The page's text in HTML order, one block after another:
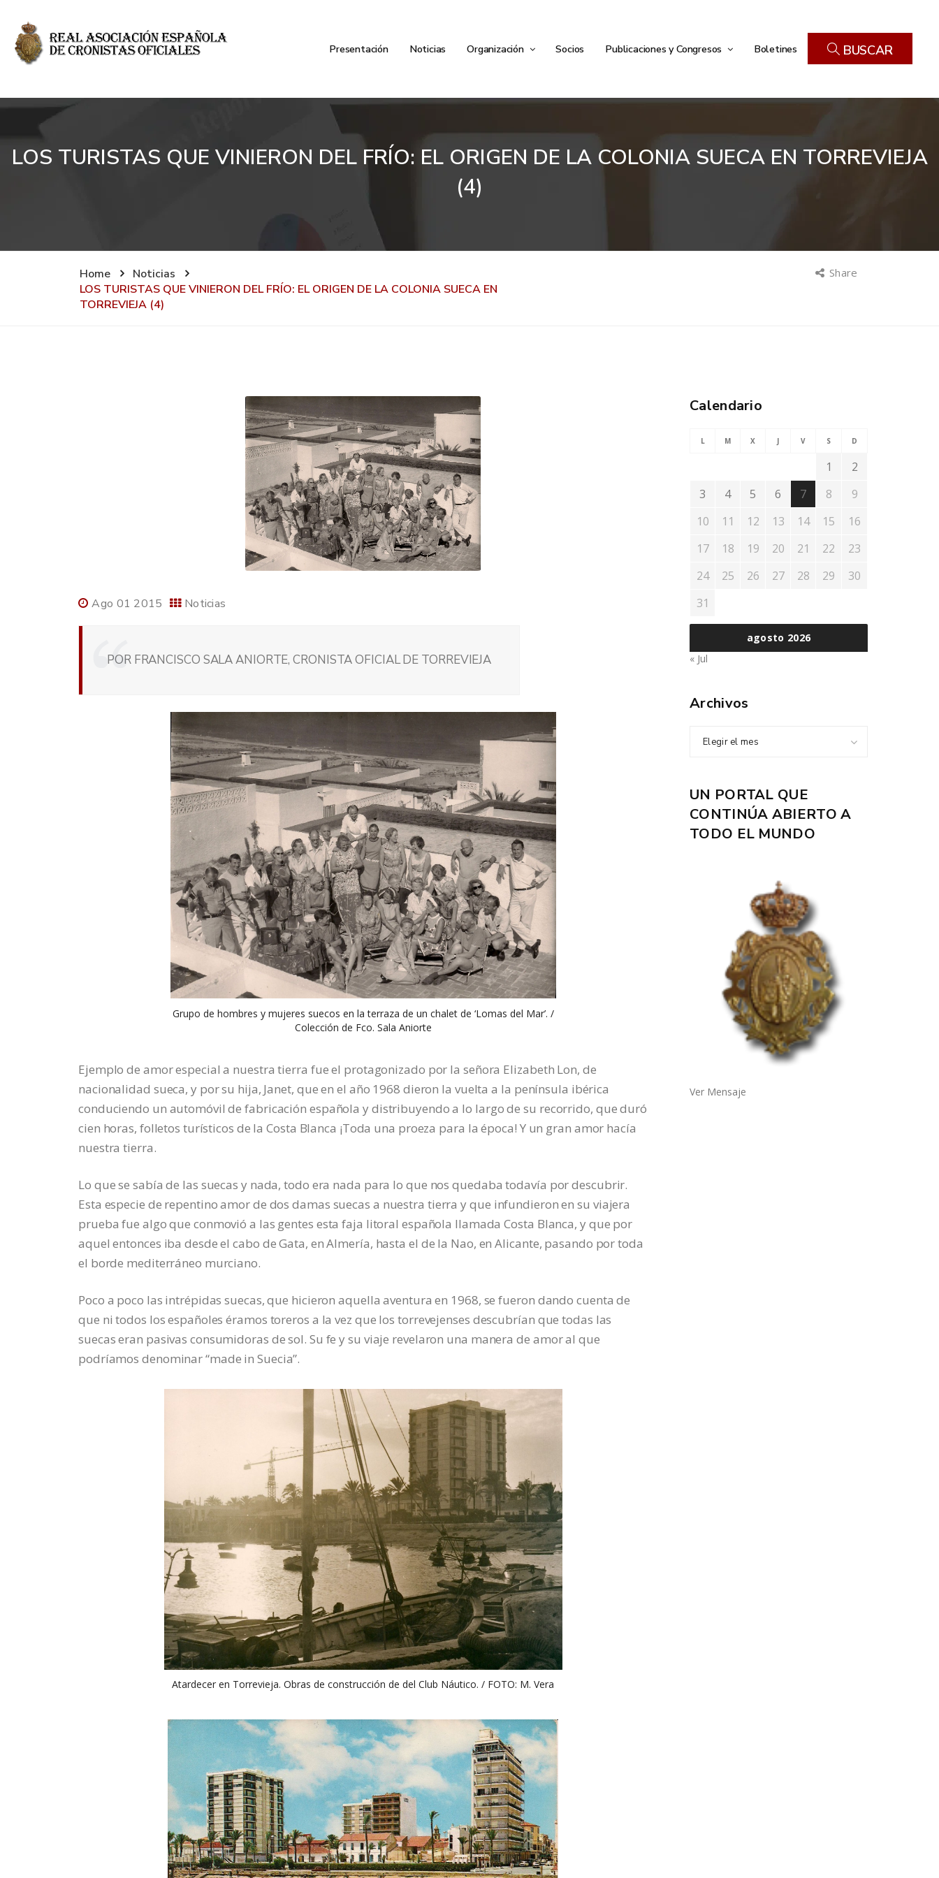
Presentación Noticias Organización Socios Publicaciones y Congresos Boletines BUSCAR
LOS TURISTAS QUE VINIERON DEL FRÍO: EL ORIGEN DE LA COLONIA SUECA EN TORREVIEJA
(4)
Home
Noticias
LOS TURISTAS QUE VINIERON DEL FRÍO: EL ORIGEN DE LA COLONIA SUECA EN
TORREVIEJA (4)
Share
Ago 01 2015 Noticias
POR FRANCISCO SALA ANIORTE, CRONISTA OFICIAL DE TORREVIEJA
Grupo de hombres y mujeres suecos en la terraza de un chalet de ‘Lomas del Mar’. /
Colección de Fco. Sala Aniorte
Ejemplo de amor especial a nuestra tierra fue el protagonizado por la señora Elizabeth Lon, de
nacionalidad sueca, y por su hija, Janet, que en el año 1968 dieron la vuelta a la península ibérica
conduciendo un automóvil de fabricación española y distribuyendo a lo largo de su recorrido, que duró
cien horas, folletos turísticos de la Costa Blanca ¡Toda una proeza para la época! Y un gran amor hacía
nuestra tierra.
Lo que se sabía de las suecas y nada, todo era nada para lo que nos quedaba todavía por descubrir.
Esta especie de repentino amor de dos damas suecas a nuestra tierra y que infundieron en su viajera
prueba fue algo que conmovió a las gentes esta faja litoral española llamada Costa Blanca, y que por
aquel entonces iba desde el cabo de Gata, en Almería, hasta el de la Nao, en Alicante, pasando por toda
el borde mediterráneo murciano.
Poco a poco las intrépidas suecas, que hicieron aquella aventura en 1968, se fueron dando cuenta de
que ni todos los españoles éramos toreros a la vez que los torrevejenses descubrían que todas las
suecas eran pasivas consumidoras de sol. Su fe y su viaje revelaron una manera de amor al que
podríamos denominar “made in Suecia”.
Atardecer en Torrevieja. Obras de construcción de del Club Náutico. / FOTO: M. Vera
Calendario
agosto 2026
L M X J V S D
1
2
3
4 5 6 7 8
9
10
11 12 13 14 15
16
17
18 19 20 21 22
23
24
25 26 27 28 29
30
31
« Jul
Archivos
Elegir el mes
UN PORTAL QUE
CONTINÚA ABIERTO A
TODO EL MUNDO
Ver Mensaje